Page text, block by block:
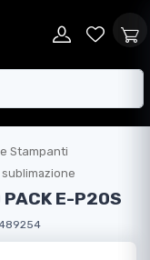
Stampanti
sublimazione
PACK E-P20S